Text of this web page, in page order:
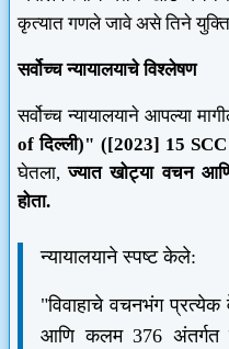
कृत्यात गणले जावे असे तिने
सर्वोच्च न्यायालयाचे विश्लेषण
सर्वोच्च न्यायालयाने आपल्या
of दिल्ली)" ([2023] 15
घेतला,ज्यात खोट्या वचन
होता.
न्यायालयाने स्पष्ट केले:
"विवाहाचे वचनभंग
आणि कलम 376 अंतर्गत